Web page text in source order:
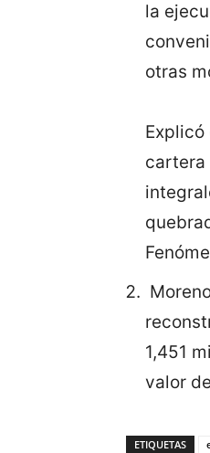
la
otras
Explicó
cartera
1,451
valor
ETIQUETAS